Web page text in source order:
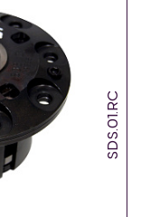
SDS.01.RC